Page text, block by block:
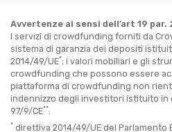
Avvertenze ai sensi dell’art 19 par.
I servizi di crowdfunding forniti da
sistema di garanzia dei depositi
2014/49/UE*; i valori mobiliari e gli
crowdfunding che possono essere
piattaforma di crowdfunding non
indennizzo degli investitori istituito in
97/9/CE**
* direttiva 2014/49/UE del Parlamento